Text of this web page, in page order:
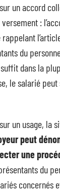
un accord
:
du
dans la
le salarié
un usage, la
peut
une
du
concernés